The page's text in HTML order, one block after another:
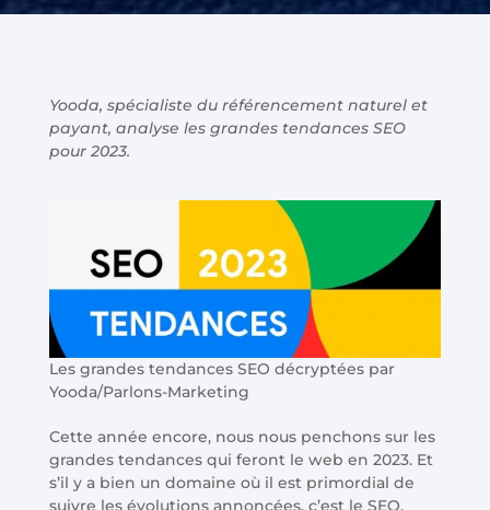
Yooda, spécialiste du référencement naturel et
payant, analyse les grandes tendances SEO
pour 2023.
Les grandes tendances SEO décryptées par
Yooda/Parlons-Marketing
Cette année encore, nous nous penchons sur les
grandes tendances qui feront le web en 2023. Et
s’il y a bien un domaine où il est primordial de
suivre les évolutions annoncées, c’est le SEO.